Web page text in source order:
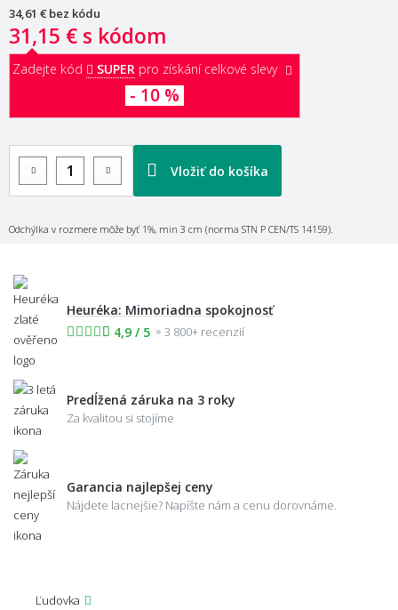
34,61 € bez kódu
31,15 € s kódom
Vložiť do košíka
Zadejte kód SUPER pro získání celkové slevy
- 10 %
Odchýlka v rozmere môže byť 1%, min 3 cm (norma STN P CEN/TS 14159).
Heuréka: Mimoriadna spokojnosť
4,9 / 5
3 800+ recenzií
Predĺžená záruka na 3 roky
Za kvalitou si stojíme
Garancia najlepšej ceny
Nájdete lacnejšie? Napíšte nám a cenu dorovnáme.
Ľudovka